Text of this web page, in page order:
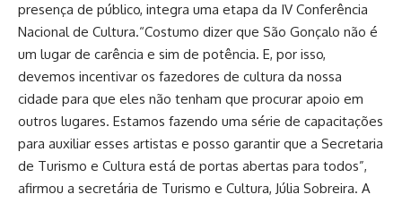
presença de público, integra uma etapa da IV Conferência
Nacional de Cultura.“Costumo dizer que São Gonçalo não é
um lugar de carência e sim de potência. E, por isso,
devemos incentivar os fazedores de cultura da nossa
cidade para que eles não tenham que procurar apoio em
outros lugares. Estamos fazendo uma série de capacitações
para auxiliar esses artistas e posso garantir que a Secretaria
de Turismo e Cultura está de portas abertas para todos”,
afirmou a secretária de Turismo e Cultura, Júlia Sobreira. A